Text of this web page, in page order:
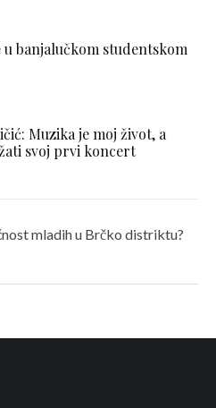
u banjalučkom studentskom
Muzika je moj život, a
svoj prvi koncert